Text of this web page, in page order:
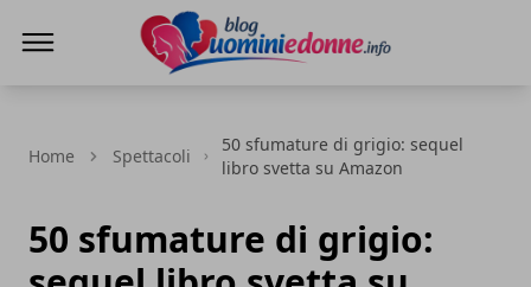
Home Spettacoli
50 sfumature di grigio: sequel
libro svetta su Amazon
50 sfumature di grigio: